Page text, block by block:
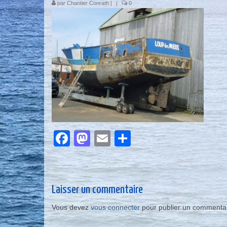
par Chantier Conrath | | 0
Facebook
Mastodon
EmailPartager
Laisser un commentaire
Vous devez vous connecter pour publier un